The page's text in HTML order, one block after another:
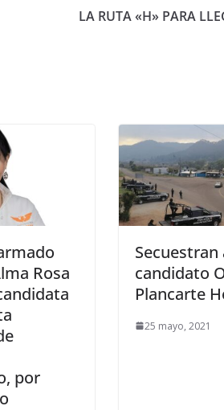
LA RUTA «H» PARA
Rosa
por
Secuestran
candidato
Plancarte
25 mayo, 2021